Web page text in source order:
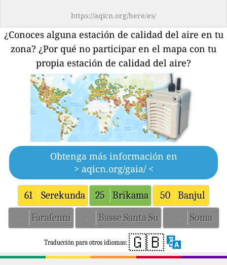
https://aqicn.org/here/es/
¿Conoces alguna estación de calidad del aire en tu
zona? ¿Por qué no participar en el mapa con tu
propia estación de calidad del aire?
Obtenga más información en
> aqicn.org/gaia/ <
61 Serekunda 25 Brikama 50
Banjul
-
Farafenni - Basse Santa Su - Soma
Traducción para otros idiomas: 🇬🇧